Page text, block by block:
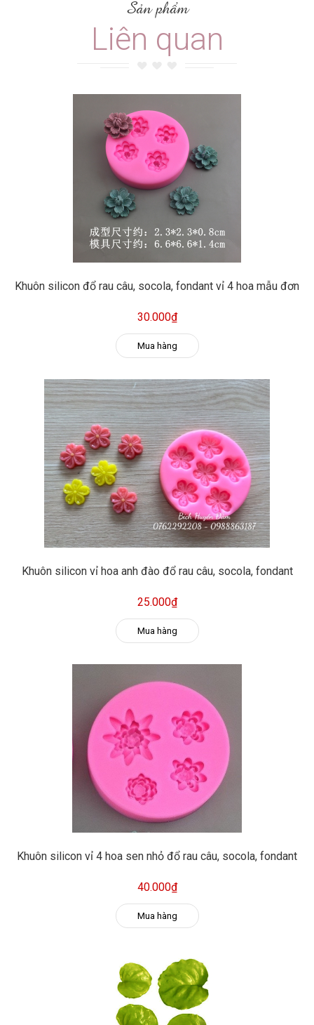
Sản phẩm
Liên quan
Khuôn silicon đổ rau câu, socola, fondant vỉ 4 hoa mẫu đơn
30.000₫
Mua hàng
Khuôn silicon vỉ hoa anh đào đổ rau câu, socola, fondant
25.000₫
Mua hàng
Khuôn silicon vỉ 4 hoa sen nhỏ đổ rau câu, socola, fondant
40.000₫
Mua hàng